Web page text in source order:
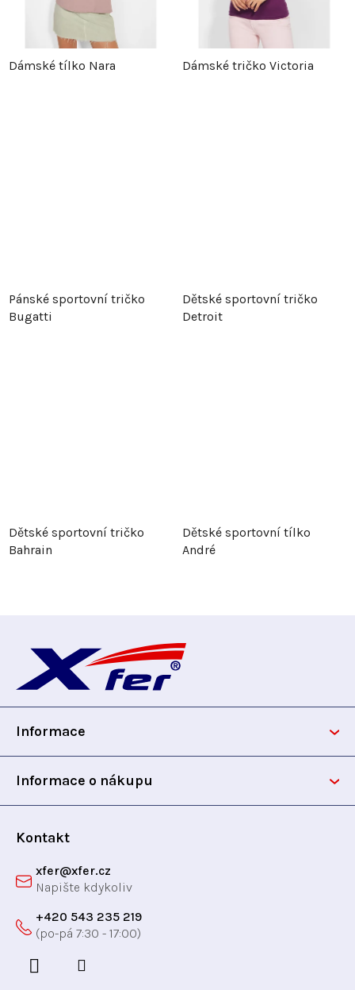
Dámské tílko Nara Dámské tričko Victoria
Pánské sportovní tričko
Bugatti
Dětské sportovní tričko
Detroit
Dětské sportovní tričko
Bahrain
Dětské sportovní tílko
André
p
Informace
Informace o nákupu
Kontakt
xfer@xfer.cz
+420 543 235 219